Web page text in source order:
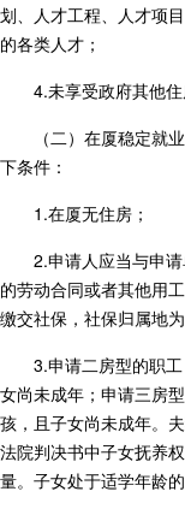
划、人才工程、人才项
的各类人才；
4.未享受政府其他住
（二）在厦稳定就
下条件：
1.在厦无住房；
2.申请人应当与申
的劳动合同或者其他用
缴交社保，社保归属地为
3.申请二房型的职
女尚未成年；申请三房
孩，且子女尚未成年。
法院判决书中子女抚养
量。子女处于适学年龄的